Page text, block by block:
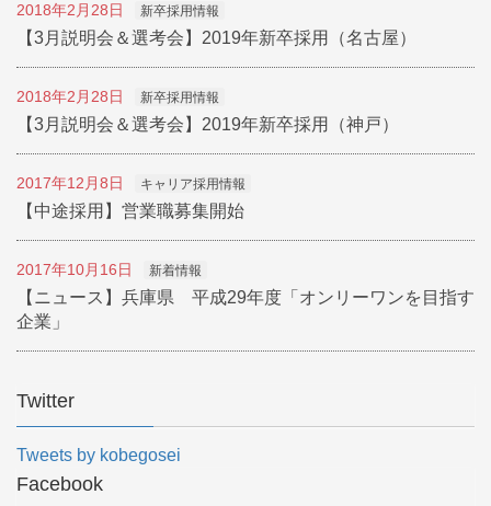
2018年2月28日 新卒採用情報
【3月説明会＆選考会】2019年新卒採用（名古屋）
2018年2月28日 新卒採用情報
【3月説明会＆選考会】2019年新卒採用（神戸）
2017年12月8日 キャリア採用情報
【中途採用】営業職募集開始
2017年10月16日 新着情報
【ニュース】兵庫県 平成29年度「オンリーワンを目指す
企業」
Twitter
Tweets by kobegosei
Facebook